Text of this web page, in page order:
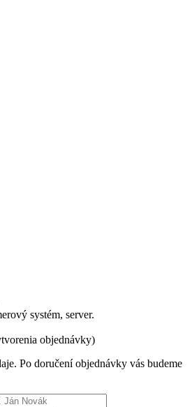
systém, server.
objednávky)
Po doručení objednávky vás budeme